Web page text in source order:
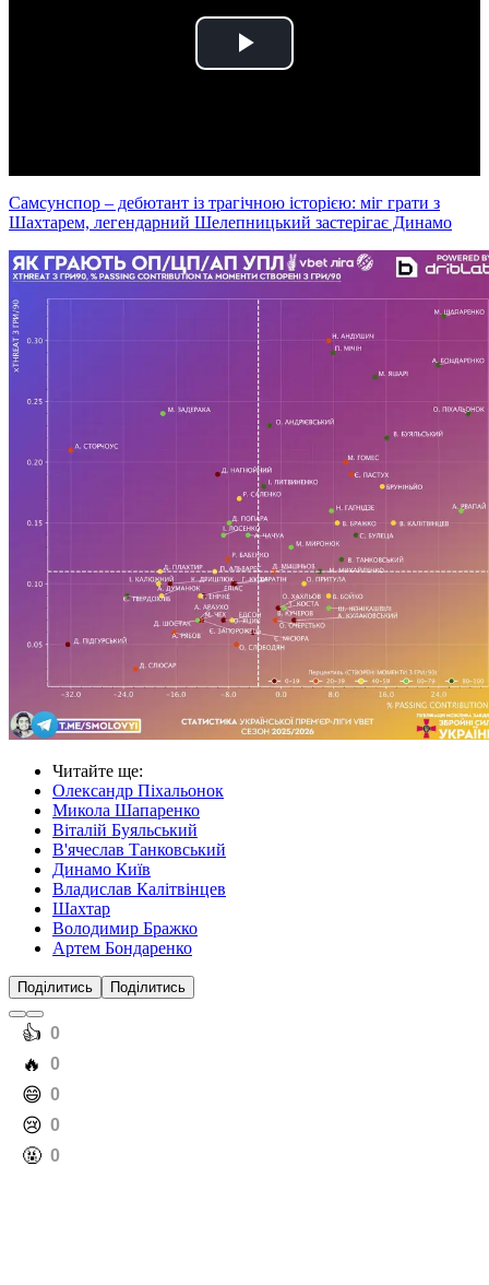
Play
Самсунспор – дебютант із трагічною історією: міг грати з
Шахтарем, легендарний Шелепницький застерігає Динамо
Читайте ще:
Олександр Піхальонок
Микола Шапаренко
Віталій Буяльський
В'ячеслав Танковський
Динамо Київ
Владислав Калітвінцев
Шахтар
Володимир Бражко
Артем Бондаренко
Поділитись Поділитись
️👍 0
️🔥 0
️😄 0
️😢 0
️🤬 0